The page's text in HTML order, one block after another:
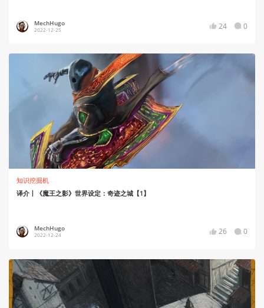
MechHugo
2022-12-25 24 0
知识挖掘机
译介丨《魔王之影》世界设定：奇迹之城【1】
MechHugo
2022-12-24 26 0